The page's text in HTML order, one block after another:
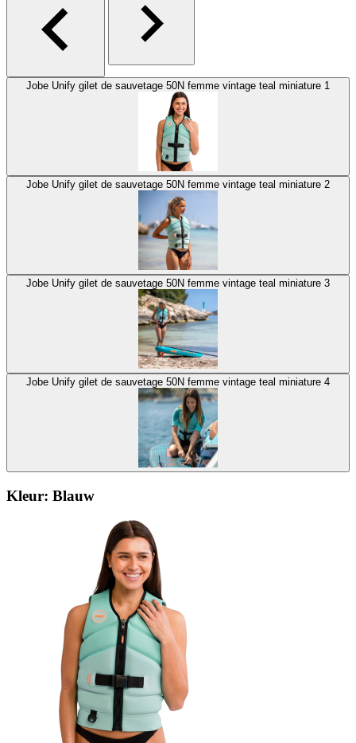
Jobe Unify gilet de sauvetage 50N femme vintage teal miniature 1
Jobe Unify gilet de sauvetage 50N femme vintage teal miniature 2
Jobe Unify gilet de sauvetage 50N femme vintage teal miniature 3
Jobe Unify gilet de sauvetage 50N femme vintage teal miniature 4
Kleur: Blauw